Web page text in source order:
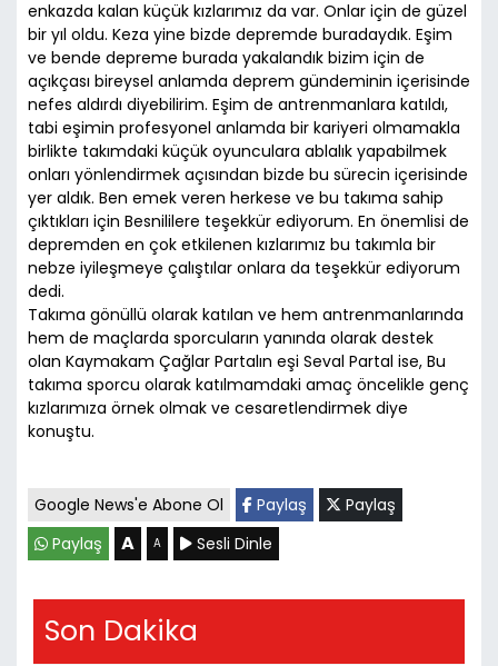
enkazda kalan küçük kızlarımız da var. Onlar için de güzel
bir yıl oldu. Keza yine bizde depremde buradaydık. Eşim
ve bende depreme burada yakalandık bizim için de
açıkçası bireysel anlamda deprem gündeminin içerisinde
nefes aldırdı diyebilirim. Eşim de antrenmanlara katıldı,
tabi eşimin profesyonel anlamda bir kariyeri olmamakla
birlikte takımdaki küçük oyunculara ablalık yapabilmek
onları yönlendirmek açısından bizde bu sürecin içerisinde
yer aldık. Ben emek veren herkese ve bu takıma sahip
çıktıkları için Besnililere teşekkür ediyorum. En önemlisi de
depremden en çok etkilenen kızlarımız bu takımla bir
nebze iyileşmeye çalıştılar onlara da teşekkür ediyorum
dedi.
Takıma gönüllü olarak katılan ve hem antrenmanlarında
hem de maçlarda sporcuların yanında olarak destek
olan Kaymakam Çağlar Partalın eşi Seval Partal ise, Bu
takıma sporcu olarak katılmamdaki amaç öncelikle genç
kızlarımıza örnek olmak ve cesaretlendirmek diye
konuştu.
Google News'e Abone Ol Paylaş
Paylaş
Paylaş
A A Sesli Dinle
Son Dakika